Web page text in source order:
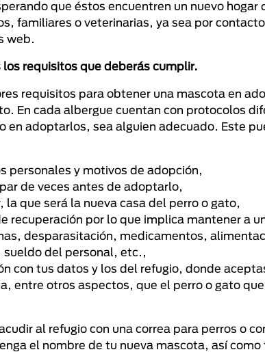
que éstos encuentren un nuevo hogar
familiares o veterinarias, ya sea por
web.
requisitos que deberás cumplir.
requisitos para obtener una mascota en
En cada albergue cuentan con protocolos
adoptarlos, sea alguien adecuado. Este
personales y motivos de adopción,
de veces antes de adoptarlo,
que será la nueva casa del perro o gato,
recuperación por lo que implica mantener a
desparasitación, medicamentos,
sueldo del personal, etc.,
con tus datos y los del refugio, donde
entre otros aspectos, que el perro o gato
al refugio con una correa para perros o
el nombre de tu nueva mascota, así